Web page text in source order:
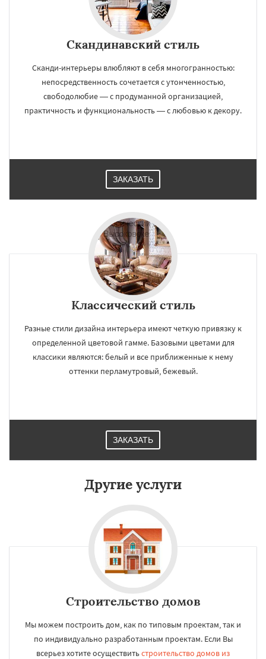
Скандинавский стиль
Сканди-интерьеры влюбляют в себя многогранностью:
непосредственность сочетается с утонченностью,
свободолюбие — с продуманной организацией,
практичность и функциональность — с любовью к декору.
ЗАКАЗАТЬ
Классический стиль
Разные стили дизайна интерьера имеют четкую привязку к
определенной цветовой гамме. Базовыми цветами для
классики являются: белый и все приближенные к нему
оттенки перламутровый, бежевый.
ЗАКАЗАТЬ
Другие услуги
Строительство домов
Мы можем построить дом, как по типовым проектам, так и
по индивидуально разработанным проектам. Если Вы
всерьез хотите осуществитьстроительство домов из